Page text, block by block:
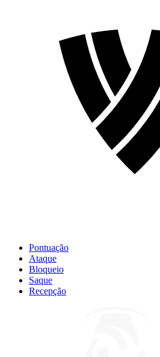
Pontuação
Ataque
Bloqueio
Saque
Recepção